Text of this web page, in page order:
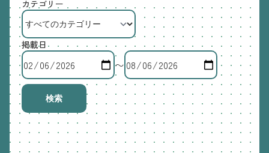
カテゴリー
掲載日
〜
検索